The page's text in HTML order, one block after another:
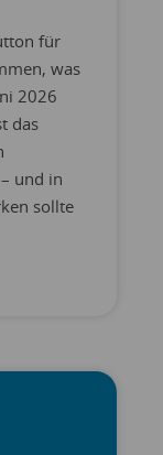
für
was
2026
das
und in
sollte